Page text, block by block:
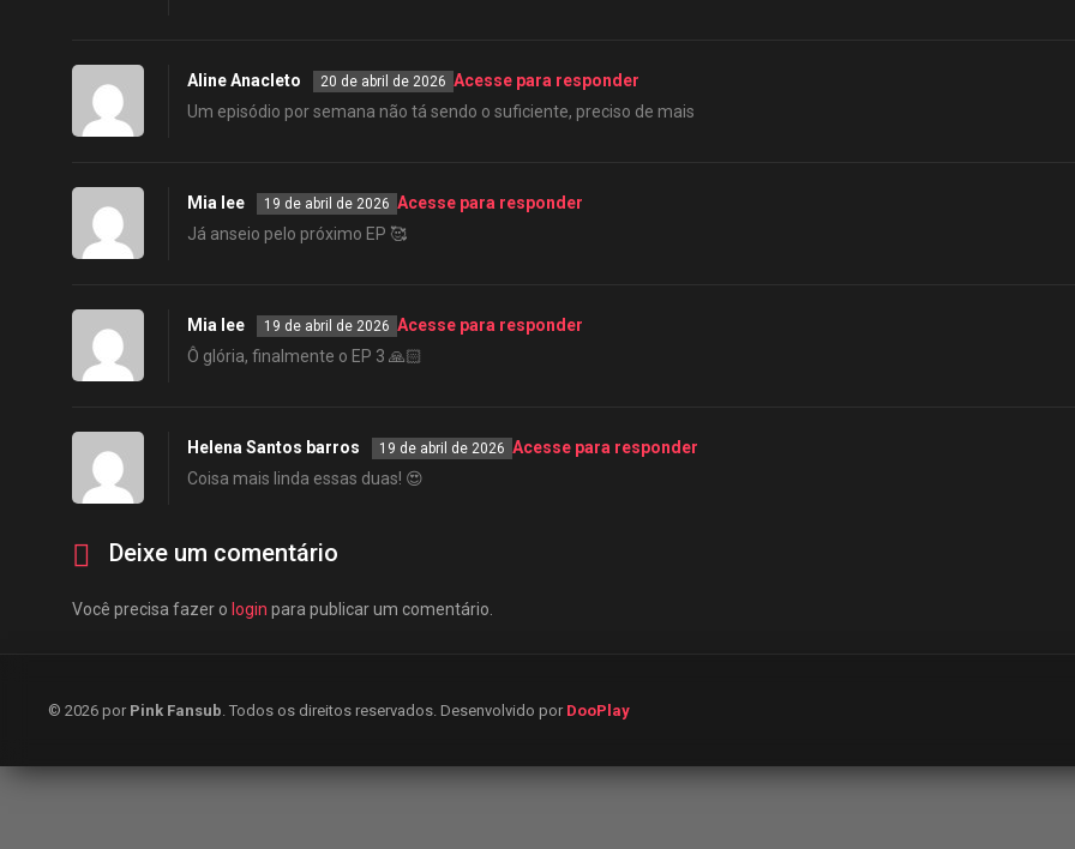
Aline Anacleto 20 de abril de 2026 Acesse para responder
Um episódio por semana não tá sendo o suficiente, preciso de mais
Mia lee 19 de abril de 2026 Acesse para responder
Já anseio pelo próximo EP 🥰
Mia lee 19 de abril de 2026 Acesse para responder
Ô glória, finalmente o EP 3 🙏🏻
Helena Santos barros 19 de abril de 2026 Acesse para responder
Coisa mais linda essas duas! 😍
Deixe um comentário
Você precisa fazer o login para publicar um comentário.
© 2026 por Pink Fansub. Todos os direitos reservados. Desenvolvido por DooPlay